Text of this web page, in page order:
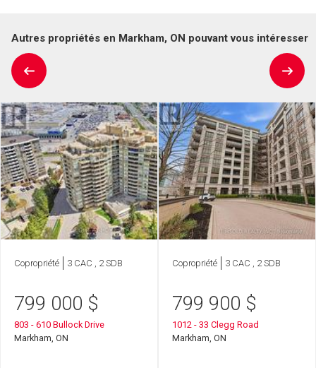
Autres propriétés en Markham, ON pouvant vous intéresser
Copropriété 3 CAC , 2 SDB
799 000 $
803 - 610 Bullock Drive
Markham, ON
Copropriété 3 CAC , 2 SDB
799 900 $
1012 - 33 Clegg Road
Markham, ON